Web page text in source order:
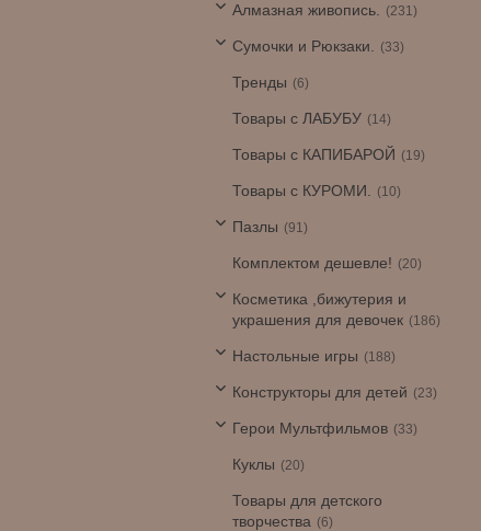
Алмазная живопись. 231
Сумочки и Рюкзаки. 33
Тренды 6
Товары с ЛАБУБУ 14
Товары с КАПИБАРОЙ 19
Товары с КУРОМИ. 10
Пазлы 91
Комплектом дешевле! 20
Косметика ,бижутерия и
украшения для девочек
186
Настольные игры 188
Конструкторы для детей 23
Герои Мультфильмов 33
Куклы 20
Товары для детского
творчества
6